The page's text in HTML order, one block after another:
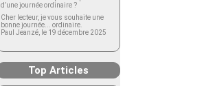
d’une journée ordinaire ?
Cher lecteur, je vous souhaite une
bonne journée... ordinaire.
Paul Jeanzé, le 19 décembre 2025
Top Articles